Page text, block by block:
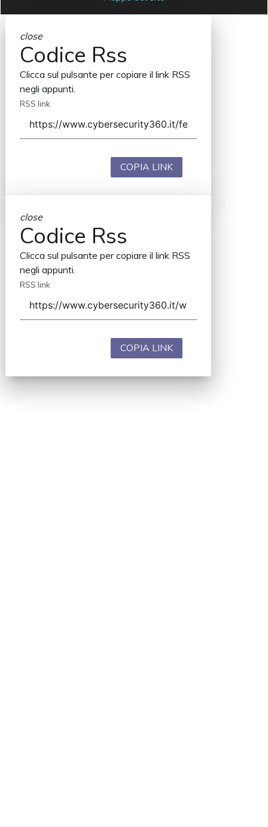
close
Codice Rss
Clicca sul pulsante per copiare il link RSS
negli appunti.
RSS link
COPIA LINK
close
Codice Rss
Clicca sul pulsante per copiare il link RSS
negli appunti.
RSS link
COPIA LINK